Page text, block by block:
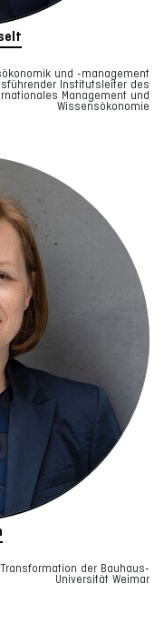
und -management
Institutsleiter des
Management und
Wissensökonomie
der Bauhaus-
Universität Weimar